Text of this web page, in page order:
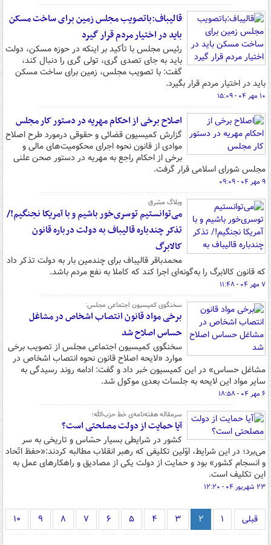
قالیباف:باتصویب مجلس زمین برای ساخت مسکن
باید در اختیار مردم قرار گیرد
رئیس مجلس با تأکید بر اینکه در حوزه مسکن، دولت
باید به جای تصدی گری، تولی گری را دنبال کند،
گفت: با تصویب مجلس، زمین برای ساخت مسکن
باید در اختیار مردم قرار بگیرد.
۱۰ مهر ۰۴ - ۱۵:۰۹
اصلاح برخی از احکام مهریه در دستور کار مجلس
گزارش کمیسیون قضائی و حقوقی درمورد طرح اصلاح
موادی از قانون نحوه اجرای محکومیت‌های مالی و
برخی از احکام راجع به مهریه در دستور صحن علنی
مجلس شورای اسلامی قرار گرفت.
۹ مهر ۰۴ - ۰۹:۰۹
وبلاگ مشرق
می‌توانستیم توسری‌خور باشیم و با آمریکا نجنگیم!/
تذکر چندباره قالیباف به دولت درباره قانون
کالابرگ
محمدباقر قالیباف برای چندمین بار به دولت تذکر داد
که قانون کالابرگ را به‌گونه‌ای اجرا کند که کاملا به نفع مردم باشد.
۷ مهر ۰۴ - ۱۱:۴۸
سخنگوی کمیسیون اجتماعی مجلس:
برخی مواد قانون انتصاب اشخاص در مشاغل
حساس اصلاح شد
سخنگوی کمیسیون اجتماعی مجلس از تصویب برخی
موارد «لایحه اصلاح قانون نحوه انتصاب اشخاص در
مشاغل حساس» در این کمیسیون خبر داد و گفت: ادامه روند رسیدگی به
سایر مواد این لایحه به جلسات بعدی موکول شد.
۶ مهر ۰۴ - ۱۸:۵۸
سرمقاله هفته‌نامه‌ی خط حزب‌الله؛
آیا حمایت از دولت مصلحتی است؟
کشور در شرایطی بسیار حسّاس و تاریخی به سر
می‌برد؛ در این شرایط، اوّلین تکلیفی که رهبر انقلاب مطالبه کردند:«حفظ اتّحاد
و انسجام کشور» بود و حمایت از دولت یکی از مصادیق و راهکارهای عمل به
این تکلیف است.
۲۳ شهریور ۰۴ - ۱۲:۲۰
قبلی ۱ ۲ ۳ ۴ ۵ ۶ ۷ ۸ ۹ ۱۰